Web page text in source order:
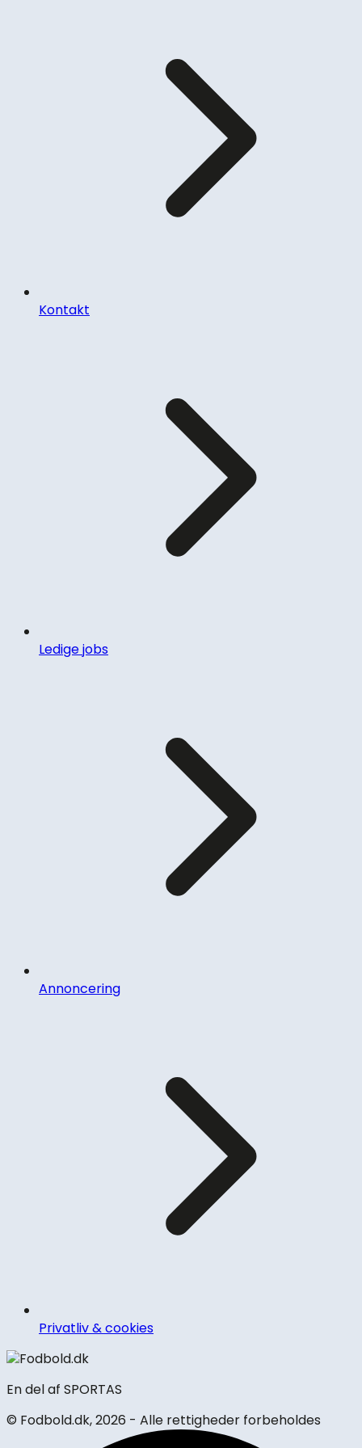
Kontakt
Ledige jobs
Annoncering
Privatliv & cookies
En del af SPORTAS
© Fodbold.dk,2026 - Alle rettigheder forbeholdes